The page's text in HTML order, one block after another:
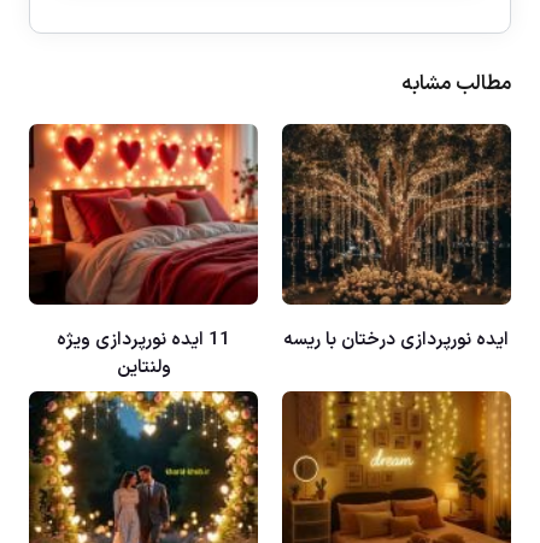
مطالب مشابه
ایده نورپردازی درختان با ریسه
11 ایده نورپردازی ویژه
ولنتاین